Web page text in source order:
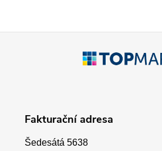
Fakturační adresa
Šedesátá 5638